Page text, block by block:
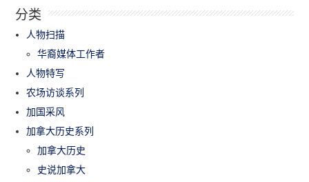
分类
人物扫描
华裔媒体工作者
人物特写
农场访谈系列
加国采风
加拿大历史系列
加拿大历史
史说加拿大